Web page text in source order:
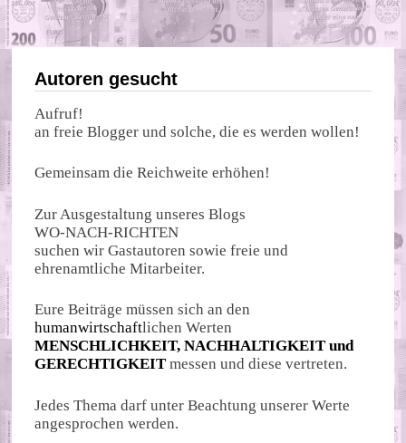
Autoren gesucht
Aufruf!
an freie Blogger und solche, die es werden wollen!
Gemeinsam die Reichweite erhöhen!
Zur Ausgestaltung unseres Blogs
WO-NACH-RICHTEN
suchen wir Gastautoren sowie freie und
ehrenamtliche Mitarbeiter.
Eure Beiträge müssen sich an den
humanwirtschaftlichen Werten
MENSCHLICHKEIT, NACHHALTIGKEIT und
GERECHTIGKEIT messen und diese vertreten.
Jedes Thema darf unter Beachtung unserer Werte
angesprochen werden.